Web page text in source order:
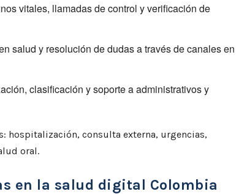
vitales, llamadas de control y verificación de
salud y resolución de dudas a través de canales en
clasificación y soporte a administrativos y
hospitalización, consulta externa, urgencias,
oral.
en la salud digital Colombia